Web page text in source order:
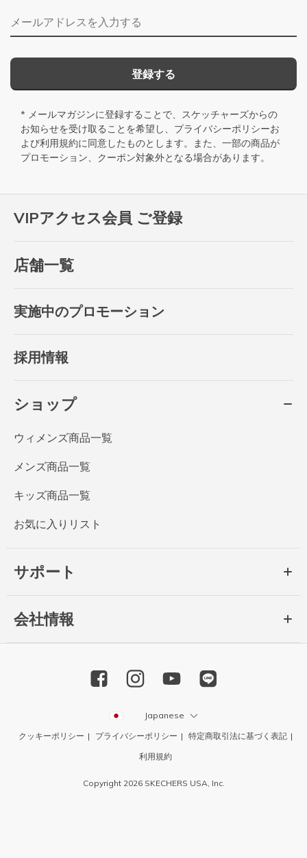
VIPアクセス会員 ご登録
店舗一覧
実施中のプロモーション
採用情報
ショップ
ウィメンズ商品一覧
メンズ商品一覧
キッズ商品一覧
お気に入りリスト
サポート
会社情報
メールアドレス
登録する
* メールマガジンに登録することで、スケッチャーズからの
お知らせを受け取ることを希望し、 プライバシーポリシーお
よび利用規約に同意したものとします。また、一部の商品が
プロモーション、クーポン対象外となる場合があります。
Japanese
クッキーポリシー プライバシーポリシー
特定商取引法に基づく表記
利用規約
Copyright 2026 SKECHERS USA, Inc.